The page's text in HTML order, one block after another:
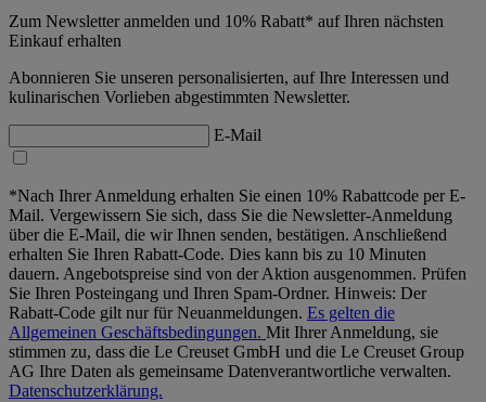
Zum Newsletter anmelden und 10% Rabatt* auf Ihren nächsten
Einkauf erhalten
Abonnieren Sie unseren personalisierten, auf Ihre Interessen und
kulinarischen Vorlieben abgestimmten Newsletter.
E-Mail
*Nach Ihrer Anmeldung erhalten Sie einen 10% Rabattcode per E-
Mail. Vergewissern Sie sich, dass Sie die Newsletter-Anmeldung
über die E-Mail, die wir Ihnen senden, bestätigen. Anschließend
erhalten Sie Ihren Rabatt-Code. Dies kann bis zu 10 Minuten
dauern. Angebotspreise sind von der Aktion ausgenommen. Prüfen
Sie Ihren Posteingang und Ihren Spam-Ordner. Hinweis: Der
Rabatt-Code gilt nur für Neuanmeldungen. Es gelten die
Allgemeinen Geschäftsbedingungen. Mit Ihrer Anmeldung, sie
stimmen zu, dass die Le Creuset GmbH und die Le Creuset Group
AG Ihre Daten als gemeinsame Datenverantwortliche verwalten.
Datenschutzerklärung.